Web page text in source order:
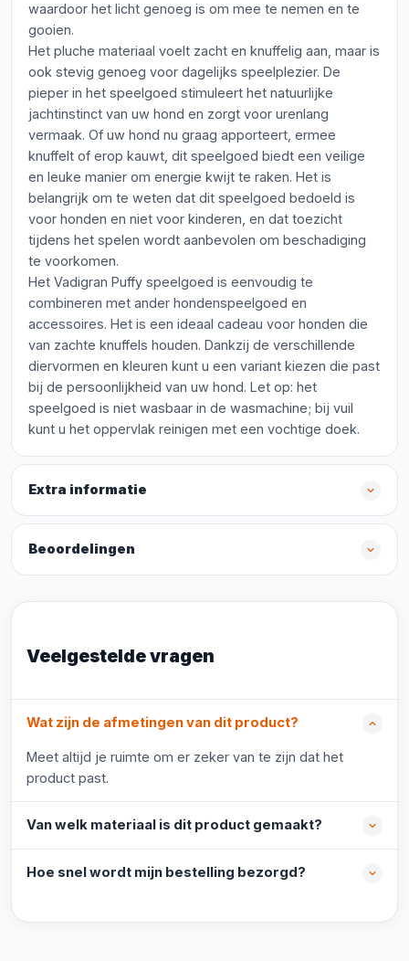
waardoor het licht genoeg is om mee te nemen en te
gooien.
Het pluche materiaal voelt zacht en knuffelig aan, maar is
ook stevig genoeg voor dagelijks speelplezier. De
pieper in het speelgoed stimuleert het natuurlijke
jachtinstinct van uw hond en zorgt voor urenlang
vermaak. Of uw hond nu graag apporteert, ermee
knuffelt of erop kauwt, dit speelgoed biedt een veilige
en leuke manier om energie kwijt te raken. Het is
belangrijk om te weten dat dit speelgoed bedoeld is
voor honden en niet voor kinderen, en dat toezicht
tijdens het spelen wordt aanbevolen om beschadiging
te voorkomen.
Het Vadigran Puffy speelgoed is eenvoudig te
combineren met ander hondenspeelgoed en
accessoires. Het is een ideaal cadeau voor honden die
van zachte knuffels houden. Dankzij de verschillende
diervormen en kleuren kunt u een variant kiezen die past
bij de persoonlijkheid van uw hond. Let op: het
speelgoed is niet wasbaar in de wasmachine; bij vuil
kunt u het oppervlak reinigen met een vochtige doek.
Extra informatie
Beoordelingen
Veelgestelde vragen
Wat zijn de afmetingen van dit product?
Meet altijd je ruimte om er zeker van te zijn dat het
product past.
Van welk materiaal is dit product gemaakt?
Hoe snel wordt mijn bestelling bezorgd?